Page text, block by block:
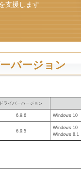
支援します
バージョン
ドライバーバージョン
6.9.6 Windows 10
6.9.5
Windows 10
Windows 8.1